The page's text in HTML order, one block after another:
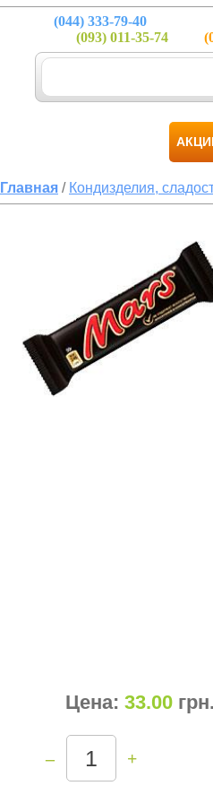
(044) 333-79-40
(093) 011-35-74
Главная / Кондизделия,
Цена: 33.00 грн.
– +